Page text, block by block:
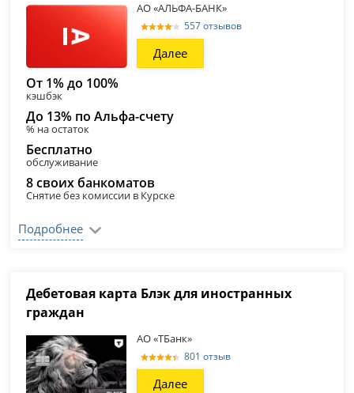
АО «АЛЬФА-БАНК»
557 отзывов
Далее
От 1% до 100%
кэшбэк
До 13% по Альфа-счету
% на остаток
Бесплатно
обслуживание
8 своих банкоматов
Снятие без комиссии в Курске
Подробнее
Дебетовая карта Блэк для иностранных
граждан
АО «ТБанк»
801 отзыв
Далее